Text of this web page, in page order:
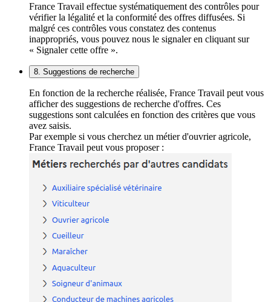
France Travail effectue systématiquement des contrôles pour
vérifier la légalité et la conformité des offres diffusées. Si
malgré ces contrôles vous constatez des contenus
inappropriés, vous pouvez nous le signaler en cliquant sur
« Signaler cette offre ».
8. Suggestions de recherche
En fonction de la recherche réalisée, France Travail peut vous
afficher des suggestions de recherche d'offres. Ces
suggestions sont calculées en fonction des critères que vous
avez saisis.
Par exemple si vous cherchez un métier d'ouvrier agricole,
France Travail peut vous proposer :